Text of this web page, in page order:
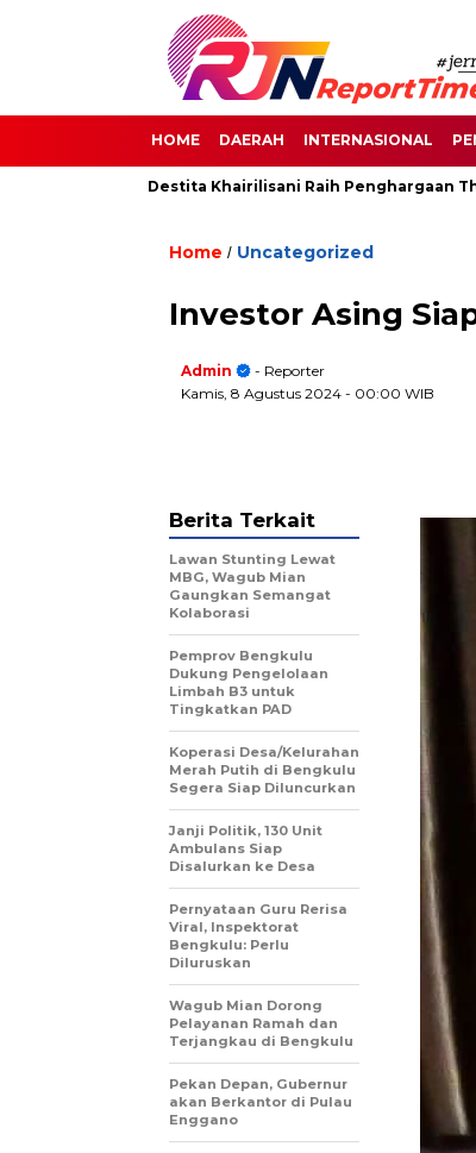
HOME DAERAH INTERNASIONAL
Destita Khairilisani Raih Penghargaan The Change
Home / Uncategorized
Investor Asing
Admin
- Reporter
Kamis, 8 Agustus 2024 - 00:00 WIB
Berita Terkait
Lawan Stunting Lewat
MBG, Wagub Mian
Gaungkan Semangat
Kolaborasi
Pemprov Bengkulu
Dukung Pengelolaan
Limbah B3 untuk
Tingkatkan PAD
Koperasi Desa/Kelurahan
Merah Putih di Bengkulu
Segera Siap Diluncurkan
Janji Politik, 130 Unit
Ambulans Siap
Disalurkan ke Desa
Pernyataan Guru Rerisa
Viral, Inspektorat
Bengkulu: Perlu
Diluruskan
Wagub Mian Dorong
Pelayanan Ramah dan
Terjangkau di Bengkulu
Pekan Depan, Gubernur
akan Berkantor di Pulau
Enggano